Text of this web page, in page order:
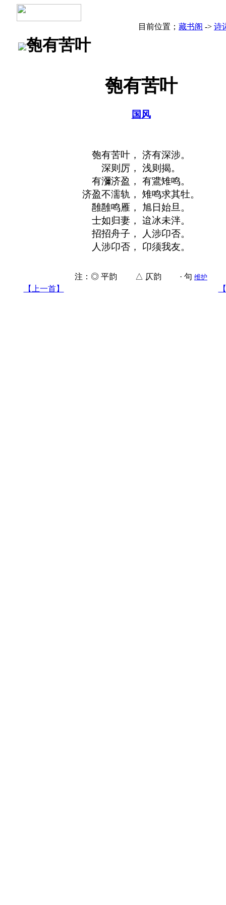
目前位置； 藏书阁 -> 诗
匏有苦叶
匏有苦叶
国风
匏有苦叶， 济有深涉。
深则厉， 浅则揭。
有瀰济盈， 有鷕雉鸣。
济盈不濡轨， 雉鸣求其牡。
雝雝鸣雁， 旭日始旦。
士如归妻， 迨冰未泮。
招招舟子， 人涉卬否。
人涉卬否， 卬须我友。
注：◎ 平韵 △ 仄韵 · 句 维护
【上一首】